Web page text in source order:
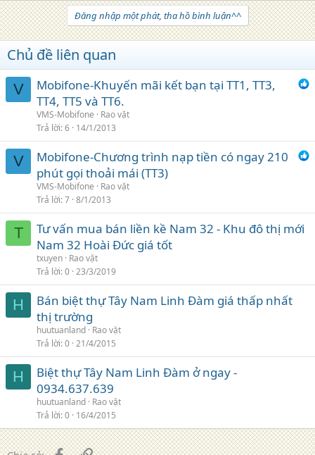
Đăng nhập một phát, tha hồ bình luận^^
Chủ đề liên quan
V
Mobifone-Khuyến mãi kết bạn tại TT1, TT3,
TT4, TT5 và TT6.
VMS-Mobifone
Rao vặt
Trả lời 6 14/1/2013
V
Mobifone-Chương trình nạp tiền có ngay 210
phút gọi thoải mái (TT3)
VMS-Mobifone
Rao vặt
Trả lời 7 8/1/2013
T
Tư vấn mua bán liền kề Nam 32 - Khu đô thị mới
Nam 32 Hoài Đức giá tốt
txuyen Rao vặt
Trả lời 0 23/3/2019
H
Bán biệt thự Tây Nam Linh Đàm giá thấp nhất
thị trường
huutuanland Rao vặt
Trả lời 0 21/4/2015
H
Biệt thự Tây Nam Linh Đàm ở ngay -
0934.637.639
huutuanland Rao vặt
Trả lời 0 16/4/2015